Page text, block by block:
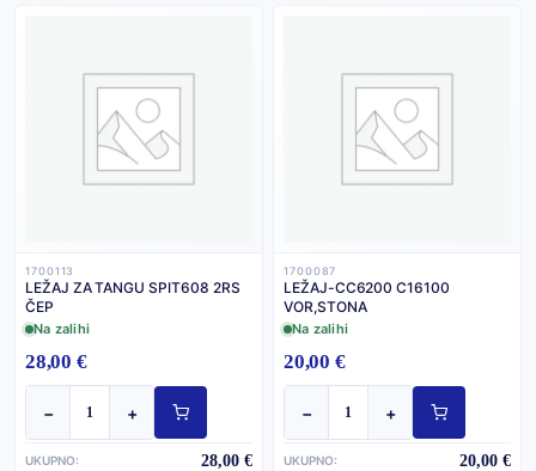
1700113
LEŽAJ ZA TANGU SPIT608 2RS
ČEP
Na zalihi
28,00 €
− +
UKUPNO: 28,00 €
1700087
LEŽAJ-CC6200 C16100
VOR,STONA
Na zalihi
20,00 €
− +
UKUPNO: 20,00 €